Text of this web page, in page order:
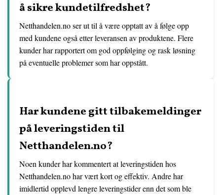
å sikre kundetilfredshet?
Netthandelen.no ser ut til å være opptatt av å følge opp
med kundene også etter leveransen av produktene. Flere
kunder har rapportert om god oppfølging og rask løsning
på eventuelle problemer som har oppstått.
Har kundene gitt tilbakemeldinger
på leveringstiden til
Netthandelen.no?
Noen kunder har kommentert at leveringstiden hos
Netthandelen.no har vært kort og effektiv. Andre har
imidlertid opplevd lengre leveringstider enn det som ble